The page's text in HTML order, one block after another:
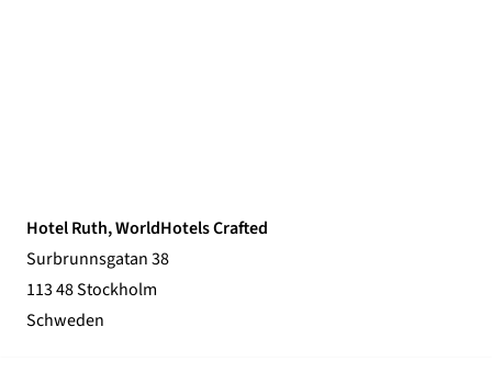
Hotel Ruth, WorldHotels Crafted
Surbrunnsgatan 38
113 48 Stockholm
Schweden